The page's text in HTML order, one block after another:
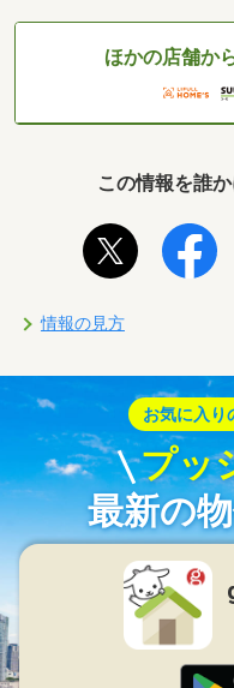
ほかの店舗か
この情報を誰
情報の見方
お気に入り
プッ
最新の